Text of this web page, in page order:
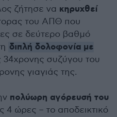
ζήτησε να κηρυχθεί
του ΑΠΘ που
σε δεύτερο βαθμό
διπλή δολοφονία με
34χρονης συζύγου του
γιαγιάς της.
πολύωρη αγόρευσή του
4 ώρες – το αποδεικτικό